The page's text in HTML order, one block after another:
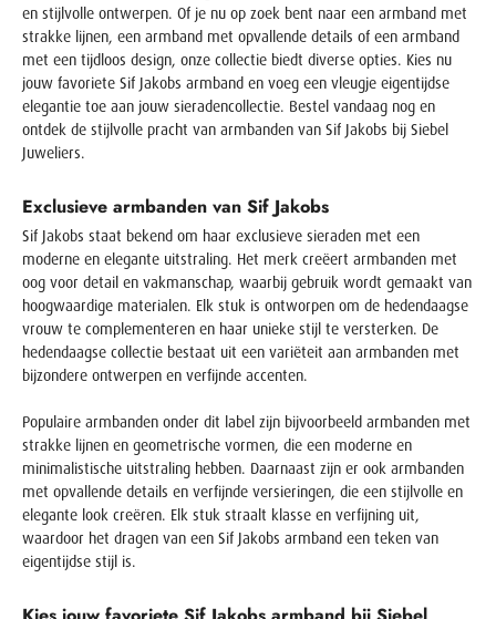
en stijlvolle ontwerpen. Of je nu op zoek bent naar een armband met
strakke lijnen, een armband met opvallende details of een armband
met een tijdloos design, onze collectie biedt diverse opties. Kies nu
jouw favoriete Sif Jakobs armband en voeg een vleugje eigentijdse
elegantie toe aan jouw sieradencollectie. Bestel vandaag nog en
ontdek de stijlvolle pracht van armbanden van Sif Jakobs bij Siebel
Juweliers.
Exclusieve armbanden van Sif Jakobs
Sif Jakobs staat bekend om haar exclusieve sieraden met een
moderne en elegante uitstraling. Het merk creëert armbanden met
oog voor detail en vakmanschap, waarbij gebruik wordt gemaakt van
hoogwaardige materialen. Elk stuk is ontworpen om de hedendaagse
vrouw te complementeren en haar unieke stijl te versterken. De
hedendaagse collectie bestaat uit een variëteit aan armbanden met
bijzondere ontwerpen en verfijnde accenten.
Populaire armbanden onder dit label zijn bijvoorbeeld armbanden met
strakke lijnen en geometrische vormen, die een moderne en
minimalistische uitstraling hebben. Daarnaast zijn er ook armbanden
met opvallende details en verfijnde versieringen, die een stijlvolle en
elegante look creëren. Elk stuk straalt klasse en verfijning uit,
waardoor het dragen van een Sif Jakobs armband een teken van
eigentijdse stijl is.